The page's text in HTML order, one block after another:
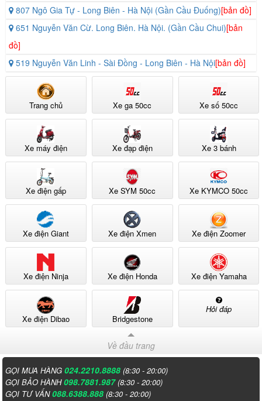
807 Ngô Gia Tự - Long Biên - Hà Nội (Gần Cầu Đuống)[bản đồ]
651 Nguyễn Văn Cừ. Long Biên. Hà Nội. (Gần Cầu Chui)[bản
đồ]
519 Nguyễn Văn Linh - Sài Đồng - Long Biên - Hà Nội[bản đồ]
Trang chủ Xe ga 50cc Xe số 50cc
Xe máy điện Xe đạp điện Xe 3 bánh
Xe điện gấp Xe SYM 50cc Xe KYMCO 50cc
Xe điện Giant Xe điện Xmen Xe điện Zoomer
Xe điện Ninja Xe điện Honda Xe điện Yamaha
Xe điện Dibao Bridgestone
Hỏi đáp
Về đầu trang
GỌI MUA HÀNG024.2210.8888 (8:30 - 20:00)
GỌI BẢO HÀNH098.7881.987 (8:30 - 20:00)
GỌI TƯ VẤN088.6388.888 (8:30 - 20:00)